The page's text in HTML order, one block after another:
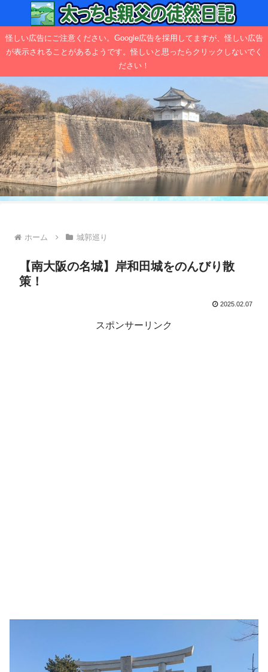
怪しい広告にご注意ください。Google広告を採用してますが、怪しい広告
が表示されることがあるようです。怪しいと思ったらクリックしないでく
ださい！
ホーム 城郭巡り
【南大阪の名城】岸和田城をのんびり散
策！
2025.02.07
スポンサーリンク